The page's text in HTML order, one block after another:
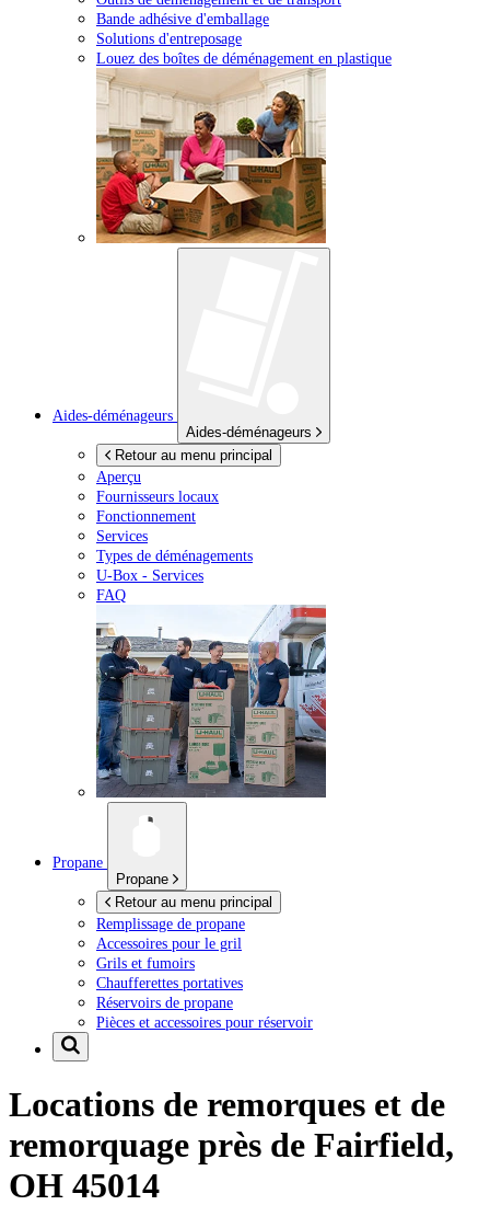
Bande adhésive d'emballage
Solutions d'entreposage
Louez des boîtes de déménagement en plastique
Aides-déménageurs
Aides-déménageurs
Retour au menu principal
Aperçu
Fournisseurs locaux
Fonctionnement
Services
Types de déménagements
U-Box - Services
FAQ
Propane
Propane
Retour au menu principal
Remplissage de propane
Accessoires pour le gril
Grils et fumoirs
Chaufferettes portatives
Réservoirs de propane
Pièces et accessoires pour réservoir
Locations de remorques et de
remorquage près de Fairfield,
OH 45014